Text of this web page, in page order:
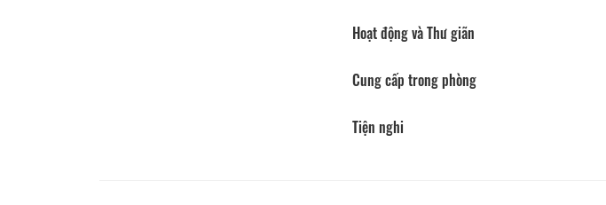
Hoạt động và Thư giãn
Cung cấp trong phòng
Tiện nghi